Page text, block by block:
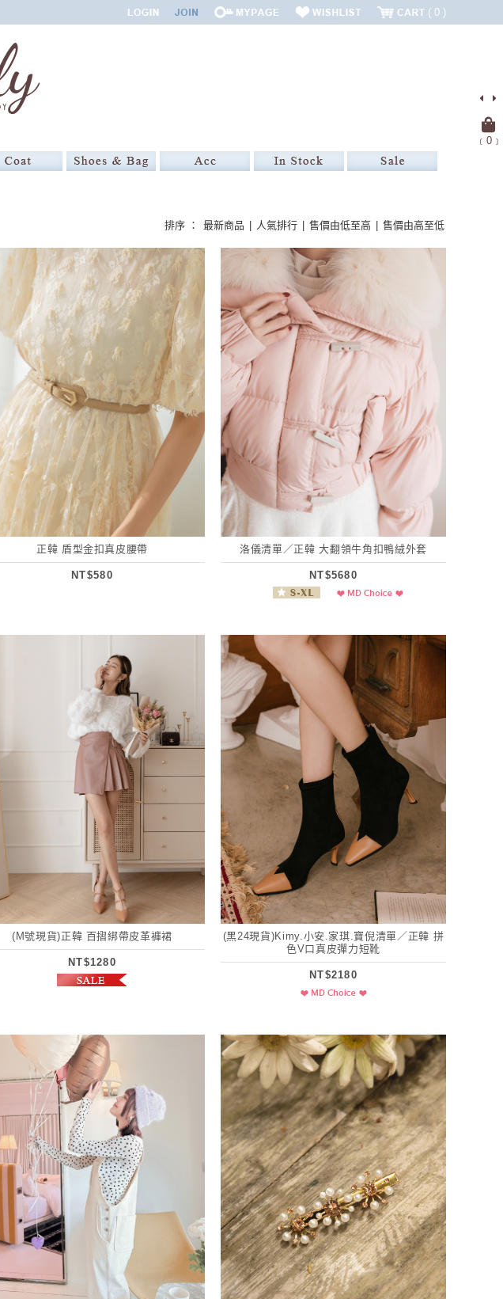
0
﹝ 0﹞
排序 ： 最新商品 人氣排行 售價由低至高 售價由高至低
正韓 盾型金扣真皮腰帶
NT$580
洛儀清單／正韓 大翻領牛角扣鴨絨外套
NT$5680
(M號現貨)正韓 百摺綁帶皮革褲裙
NT$1280
(黑24現貨)Kimy.小安.家琪.寶倪清單／正韓 拼
色V口真皮彈力短靴
NT$2180